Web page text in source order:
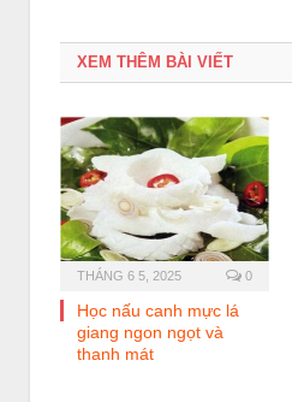
XEM THÊM BÀI VIẾT
THÁNG 6 5, 2025 0
Học nấu canh mực lá
giang ngon ngọt và
thanh mát